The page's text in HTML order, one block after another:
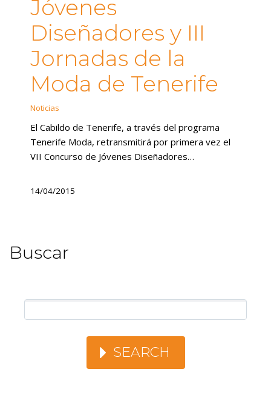
Jóvenes
Diseñadores y III
Jornadas de la
Moda de Tenerife
Noticias
El Cabildo de Tenerife, a través del programa
Tenerife Moda, retransmitirá por primera vez el
VII Concurso de Jóvenes Diseñadores…
14/04/2015
Buscar
SEARCH